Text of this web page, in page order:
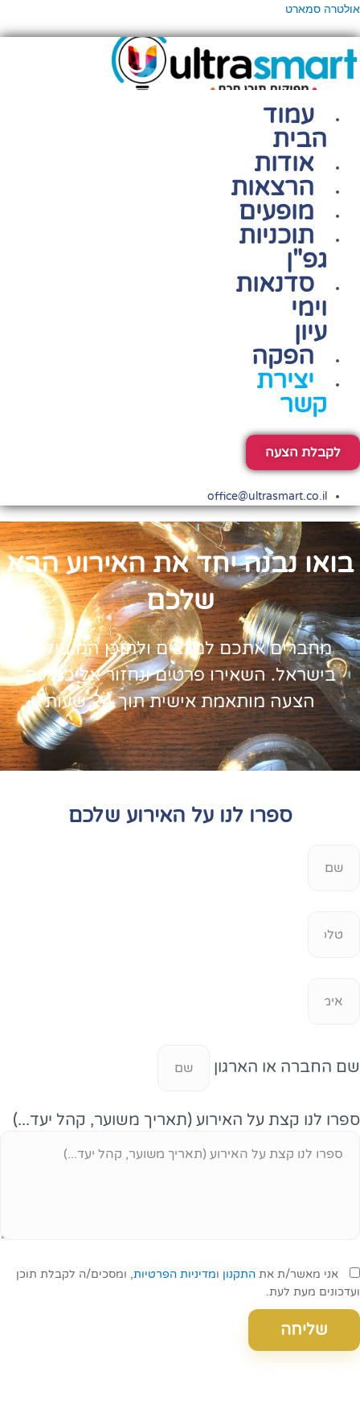
דילוג
אולטרה סמארט
תפריט
עמוד
הבית
אודות
הרצאות
מופעים
תוכניות
גפ"ן
סדנאות
וימי
עיון
הפקה
יצירת
קשר
לקבלת הצעה
office@ultrasmart.co.il
בואו נבנה יחד את האירוע הבא
שלכם
מחברים אתכם למרצים ולתוכן המובילים
בישראל. השאירו פרטים ונחזור אליכם עם
הצעה מותאמת אישית תוך 24 שעות
ספרו לנו על האירוע שלכם
שם החברה או הארגון
ספרו לנו קצת על האירוע (תאריך משוער, קהל יעד...)
אני מאשר/ת את התקנון ומדיניות הפרטיות, ומסכים/ה לקבלת תוכן
ועדכונים מעת לעת.
שליחה